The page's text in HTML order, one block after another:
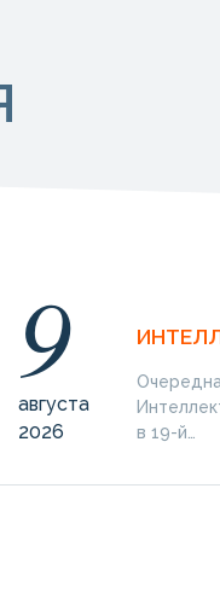
9
августа
2026
в 19-й…